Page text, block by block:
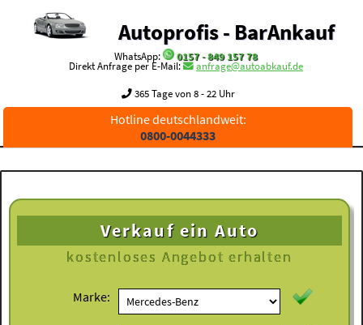
Autoprofis - BarAnkauf
WhatsApp:
0157 - 849 157 78
Direkt Anfrage per E-Mail:
anfrage@autoabkauf.de
365 Tage von 8 - 22 Uhr
Hotline deutschlandweit:
0800-0044333
Verkauf ein Auto
kostenloses Angebot erhalten
Marke: